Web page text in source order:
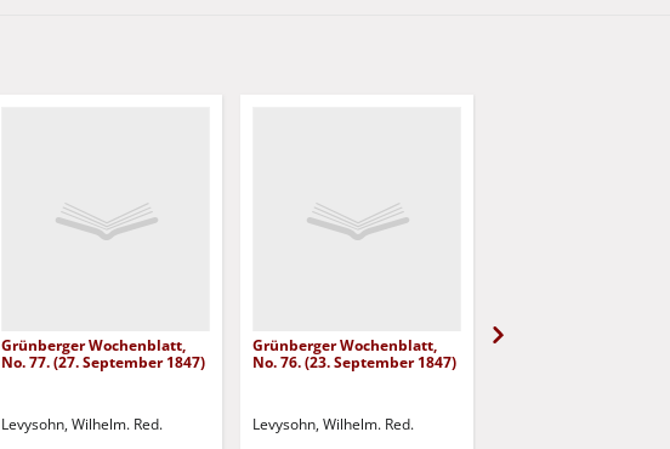
Grünberger Wochenblatt,
No. 77. (27. September 1847)
Levysohn, Wilhelm. Red.
Grünberger Wochenblatt,
No. 76. (23. September 1847)
Levysohn, Wilhelm. Red.